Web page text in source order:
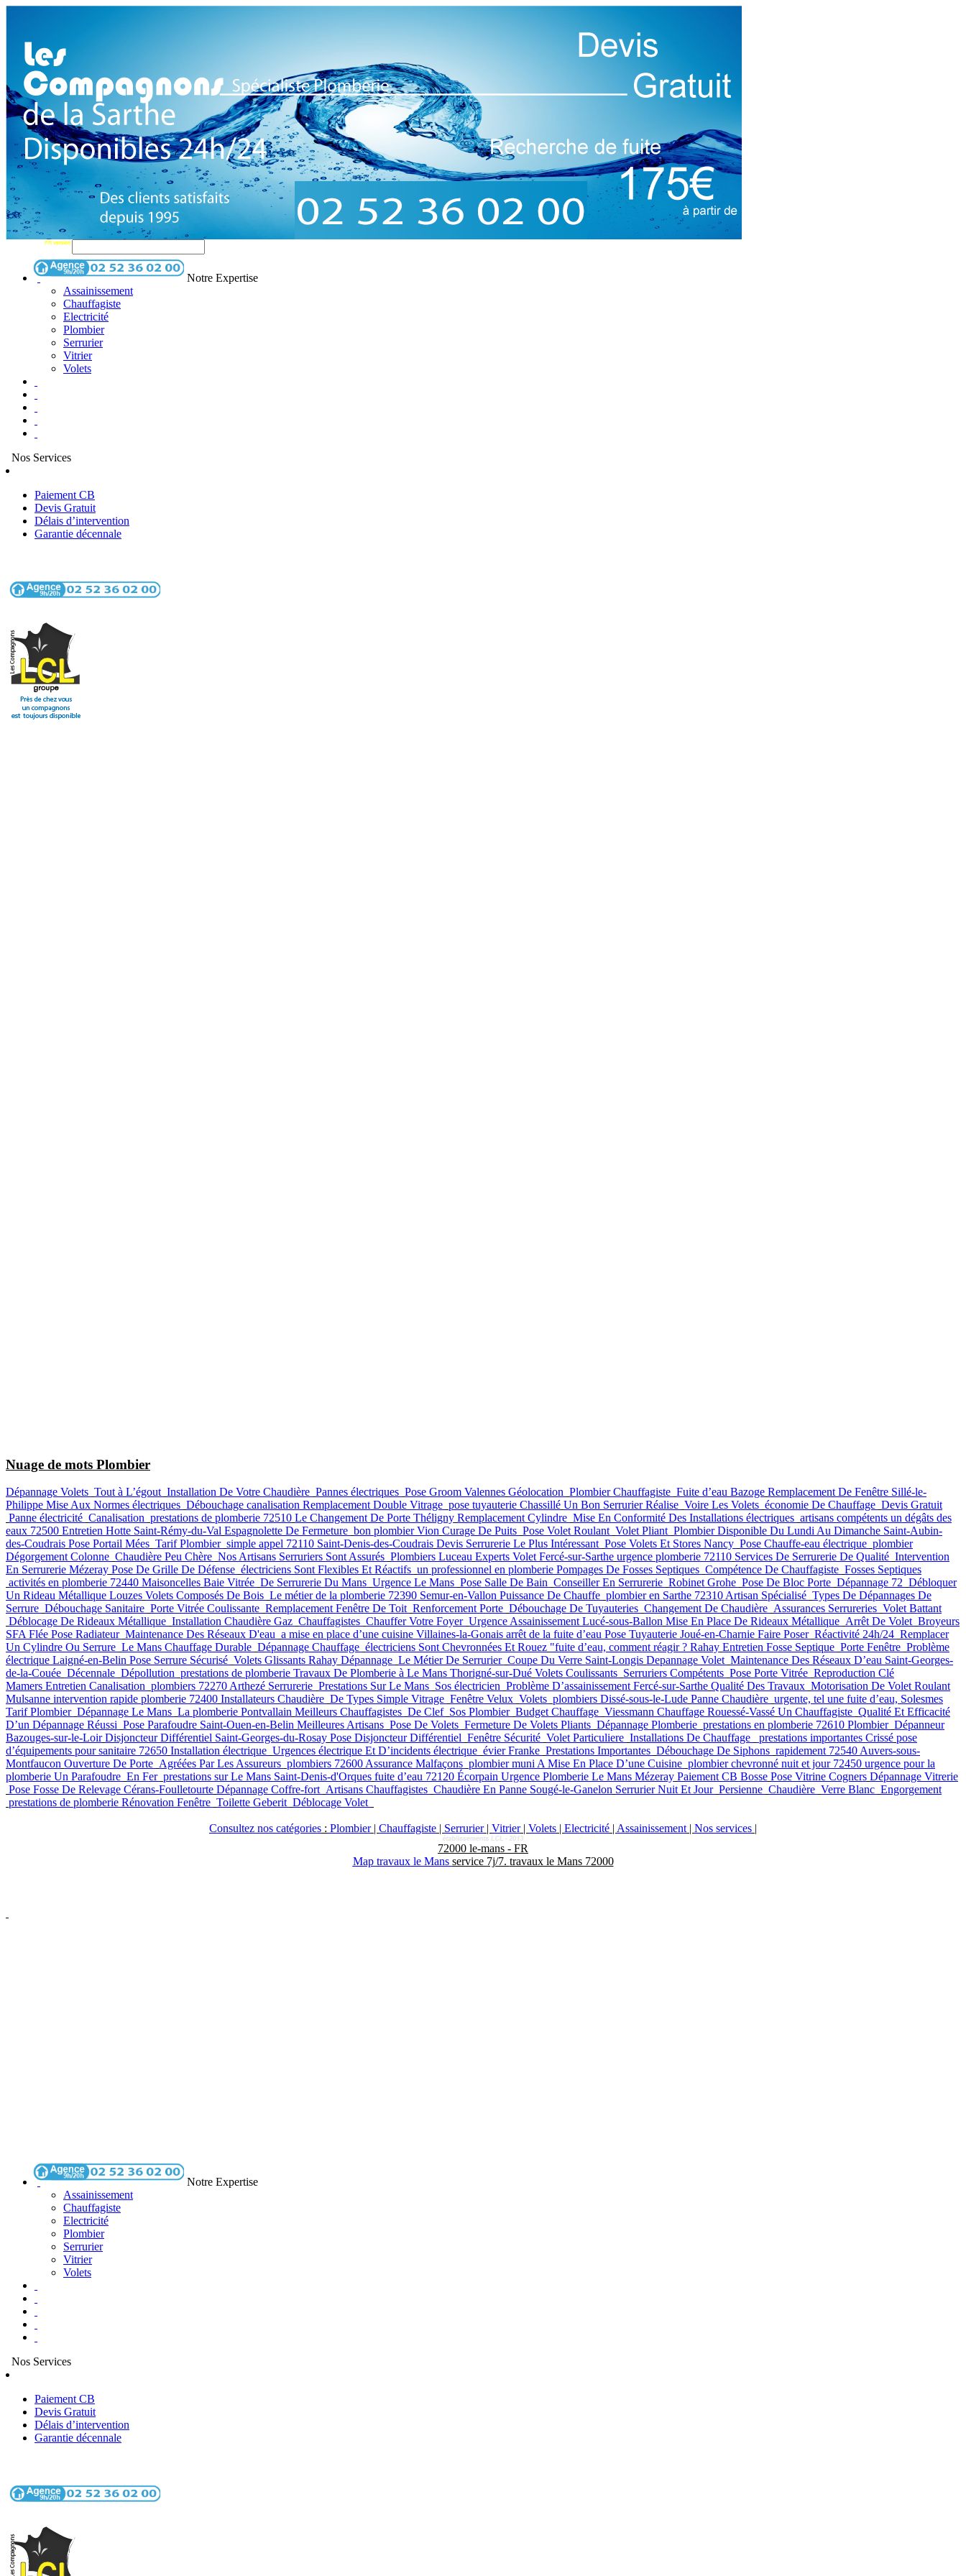
Notre Expertise
Assainissement
Chauffagiste
Electricité
Plombier
Serrurier
Vitrier
Volets
Nos Services
Paiement CB
Devis Gratuit
Délais d’intervention
Garantie décennale
Notre Expertise
Assainissement
Chauffagiste
Electricité
Plombier
Serrurier
Vitrier
Volets
Nos Services
Paiement CB
Devis Gratuit
Délais d’intervention
Garantie décennale
Nuage de mots Plombier
Dépannage Volets Tout à L’égout Installation De Votre Chaudière Pannes électriques Pose Groom Valennes Géolocation Plombier Chauffagiste Fuite d’eau Bazoge Remplacement De Fenêtre Sillé-le-
Philippe Mise Aux Normes électriques Débouchage canalisation Remplacement Double Vitrage pose tuyauterie Chassillé Un Bon Serrurier Réalise Voire Les Volets économie De Chauffage Devis Gratuit
Panne électricité Canalisation prestations de plomberie 72510 Le Changement De Porte Théligny Remplacement Cylindre Mise En Conformité Des Installations électriques artisans compétents un dégâts des
eaux 72500 Entretien Hotte Saint-Rémy-du-Val Espagnolette De Fermeture bon plombier Vion Curage De Puits Pose Volet Roulant Volet Pliant Plombier Disponible Du Lundi Au Dimanche Saint-Aubin-
des-Coudrais Pose Portail Mées Tarif Plombier simple appel 72110 Saint-Denis-des-Coudrais Devis Serrurerie Le Plus Intéressant Pose Volets Et Stores Nancy Pose Chauffe-eau électrique plombier
Dégorgement Colonne Chaudière Peu Chère Nos Artisans Serruriers Sont Assurés Plombiers Luceau Experts Volet Fercé-sur-Sarthe urgence plomberie 72110 Services De Serrurerie De Qualité Intervention
En Serrurerie Mézeray Pose De Grille De Défense électriciens Sont Flexibles Et Réactifs un professionnel en plomberie Pompages De Fosses Septiques Compétence De Chauffagiste Fosses Septiques
activités en plomberie 72440 Maisoncelles Baie Vitrée De Serrurerie Du Mans Urgence Le Mans Pose Salle De Bain Conseiller En Serrurerie Robinet Grohe Pose De Bloc Porte Dépannage 72 Débloquer
Un Rideau Métallique Louzes Volets Composés De Bois Le métier de la plomberie 72390 Semur-en-Vallon Puissance De Chauffe plombier en Sarthe 72310Artisan Spécialisé Types De Dépannages De
Serrure Débouchage Sanitaire Porte Vitrée Coulissante Remplacement Fenêtre De Toit Renforcement Porte Débouchage De Tuyauteries Changement De Chaudière Assurances Serrureries Volet Battant
Déblocage De Rideaux Métallique Installation Chaudière Gaz Chauffagistes Chauffer Votre Foyer Urgence Assainissement Lucé-sous-Ballon Mise En Place De Rideaux Métallique Arrêt De Volet Broyeurs
SFA Flée Pose Radiateur Maintenance Des Réseaux D'eau a mise en place d’une cuisine Villaines-la-Gonais arrêt de la fuite d’eau Pose Tuyauterie Joué-en-Charnie Faire Poser Réactivité 24h/24 Remplacer
Un Cylindre Ou Serrure Le Mans Chauffage Durable Dépannage Chauffage électriciens Sont Chevronnées Et Rouez "fuite d’eau, comment réagir ? Rahay Entretien Fosse Septique Porte Fenêtre Problème
électrique Laigné-en-Belin Pose Serrure Sécurisé Volets Glissants Rahay Dépannage Le Métier De Serrurier Coupe Du Verre Saint-Longis Depannage Volet Maintenance Des Réseaux D’eau Saint-Georges-
de-la-Couée Décennale Dépollution prestations de plomberie Travaux De Plomberie à Le Mans Thorigné-sur-Dué Volets Coulissants Serruriers Compétents Pose Porte Vitrée Reproduction Clé
Mamers Entretien Canalisation plombiers 72270 Arthezé Serrurerie Prestations Sur Le Mans Sos électricien Problème D’assainissement Fercé-sur-Sarthe Qualité Des Travaux Motorisation De Volet Roulant
Mulsanne intervention rapide plomberie 72400 Installateurs Chaudière De Types Simple Vitrage Fenêtre Velux Volets plombiers Dissé-sous-le-Lude Panne Chaudière urgente, tel une fuite d’eau, Solesmes
Tarif Plombier Dépannage Le Mans La plomberie Pontvallain Meilleurs Chauffagistes De Clef Sos Plombier Budget Chauffage Viessmann Chauffage Rouessé-Vassé Un Chauffagiste Qualité Et Efficacité
D’un Dépannage Réussi Pose Parafoudre Saint-Ouen-en-Belin Meilleures Artisans Pose De Volets Fermeture De Volets Pliants Dépannage Plomberie prestations en plomberie 72610 Plombier Dépanneur
Bazouges-sur-le-Loir Disjoncteur Différentiel Saint-Georges-du-Rosay Pose Disjoncteur Différentiel Fenêtre Sécurité Volet Particuliere Installations De Chauffage prestations importantes Crissé pose
d’équipements pour sanitaire 72650 Installation électrique Urgences électrique Et D’incidents électrique évier Franke Prestations Importantes Débouchage De Siphons rapidement 72540 Auvers-sous-
Montfaucon Ouverture De Porte Agréées Par Les Assureurs plombiers 72600Assurance Malfaçons plombier muniA Mise En Place D’une Cuisine plombier chevronné nuit et jour 72450 urgence pour la
plomberie Un Parafoudre En Fer prestations sur Le Mans Saint-Denis-d'Orques fuite d’eau 72120 Écorpain Urgence Plomberie Le Mans Mézeray Paiement CB Bosse Pose Vitrine Cogners Dépannage Vitrerie
Pose Fosse De Relevage Cérans-Foulletourte Dépannage Coffre-fort Artisans Chauffagistes Chaudière En Panne Sougé-le-Ganelon Serrurier Nuit Et Jour Persienne Chaudière Verre Blanc Engorgement
prestations de plomberie Rénovation Fenêtre Toilette Geberit Déblocage Volet
Consultez nos catégories : Plombier| Chauffagiste | Serrurier| Vitrier| Volets | Electricité | Assainissement| Nos services |
72000 le-mans - FR
Map travaux le Mans service 7j/7. travaux le Mans 72000